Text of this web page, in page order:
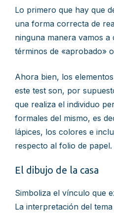
Lo primero que hay que
una forma correcta de
ninguna manera vamos a
términos de «aprobado»
Ahora bien, los
este test son, por
que realiza el individuo
formales del mismo, es
lápices, los colores e
respecto al folio de papel.
El dibujo de la casa
Simboliza el vínculo que
La interpretación del